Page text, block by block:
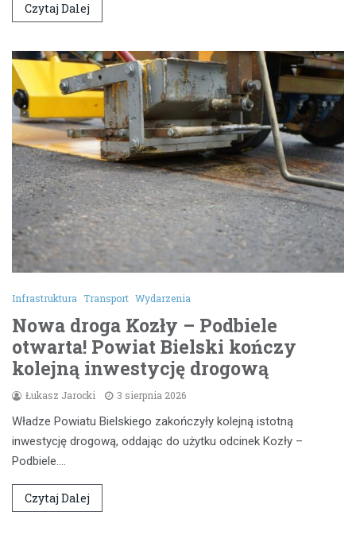
Czytaj Dalej
Infrastruktura Transport Wydarzenia
Nowa droga Kozły – Podbiele
otwarta! Powiat Bielski kończy
kolejną inwestycję drogową
Łukasz Jarocki 3 sierpnia 2026
Władze Powiatu Bielskiego zakończyły kolejną istotną
inwestycję drogową, oddając do użytku odcinek Kozły –
Podbiele.…
Czytaj Dalej